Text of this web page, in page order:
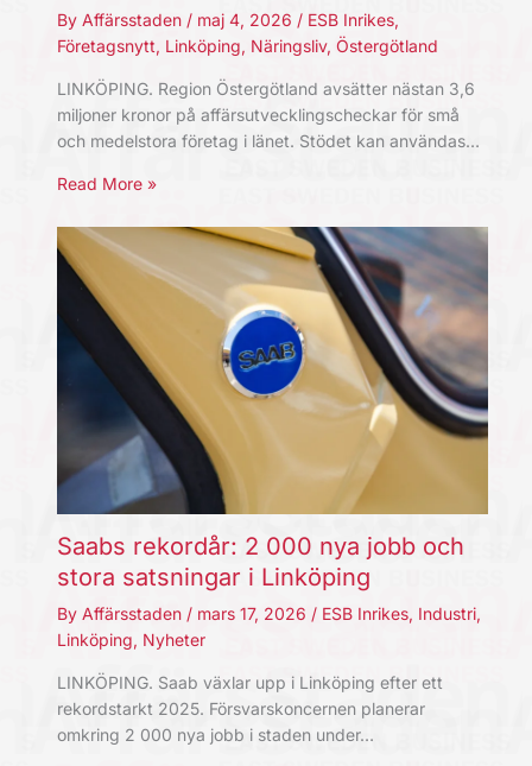
By Affärsstaden / maj 4, 2026 / ESB Inrikes,
Företagsnytt, Linköping, Näringsliv, Östergötland
LINKÖPING. Region Östergötland avsätter nästan 3,6
miljoner kronor på affärsutvecklingscheckar för små
och medelstora företag i länet. Stödet kan användas…
Read More »
Saabs rekordår: 2 000 nya jobb och
stora satsningar i Linköping
By Affärsstaden / mars 17, 2026 / ESB Inrikes, Industri,
Linköping, Nyheter
LINKÖPING. Saab växlar upp i Linköping efter ett
rekordstarkt 2025. Försvarskoncernen planerar
omkring 2 000 nya jobb i staden under…